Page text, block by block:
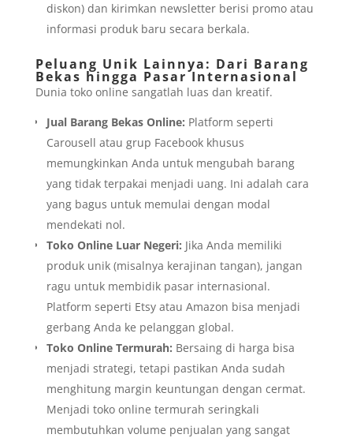
diskon) dan kirimkan newsletter berisi promo atau
informasi produk baru secara berkala.
Peluang Unik Lainnya: Dari Barang
Bekas hingga Pasar Internasional
Dunia toko online sangatlah luas dan kreatif.
Jual Barang Bekas Online: Platform seperti
Carousell atau grup Facebook khusus
memungkinkan Anda untuk mengubah barang
yang tidak terpakai menjadi uang. Ini adalah cara
yang bagus untuk memulai dengan modal
mendekati nol.
Toko Online Luar Negeri: Jika Anda memiliki
produk unik (misalnya kerajinan tangan), jangan
ragu untuk membidik pasar internasional.
Platform seperti Etsy atau Amazon bisa menjadi
gerbang Anda ke pelanggan global.
Toko Online Termurah: Bersaing di harga bisa
menjadi strategi, tetapi pastikan Anda sudah
menghitung margin keuntungan dengan cermat.
Menjadi toko online termurah seringkali
membutuhkan volume penjualan yang sangat